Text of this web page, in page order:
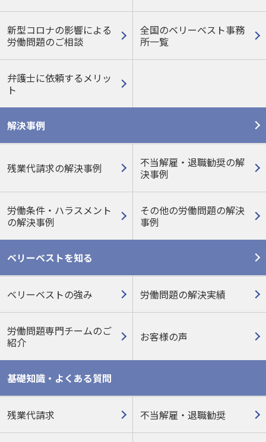
新型コロナの影響による
労働問題のご相談
全国のベリーベスト事務
所一覧
弁護士に依頼するメリッ
ト
解決事例
残業代請求の解決事例
不当解雇・退職勧奨の解
決事例
労働条件・ハラスメント
の解決事例
その他の労働問題の解決
事例
ベリーベストを知る
ベリーベストの強み 労働問題の解決実績
労働問題専門チームのご
紹介
お客様の声
基礎知識・よくある質問
残業代請求 不当解雇・退職勧奨